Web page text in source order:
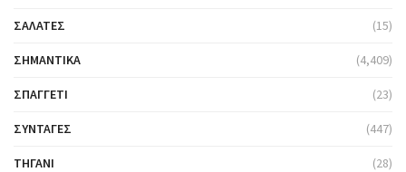
ΣΑΛΆΤΕΣ (15)
ΣΗΜΑΝΤΙΚΆ (4,409)
ΣΠΑΓΓΈΤΙ (23)
ΣΥΝΤΑΓΈΣ (447)
ΤΗΓΆΝΙ (28)